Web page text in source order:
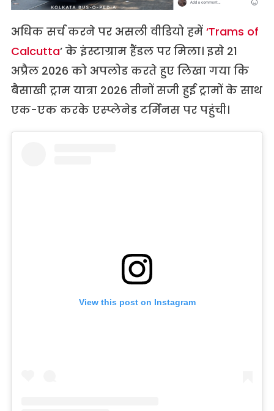
अधिक सर्च करने पर असली वीडियो हमें ‘Trams of
Calcutta’ के इंस्टाग्राम हैंडल पर मिला। इसे 21
अप्रैल 2026 को अपलोड करते हुए लिखा गया कि
बैसाखी ट्राम यात्रा 2026 तीनों सजी हुई ट्रामों के साथ
एक-एक करके एस्प्लेनेड टर्मिनस पर पहुंची।
View this post on Instagram